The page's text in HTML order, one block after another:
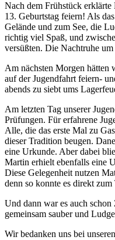
Nach dem Frühstück erklärte
13. Geburtstag feiern! Als
Gelände und zum See, die
richtig viel Spaß, und
versüßten. Die Nachtruhe
Am nächsten Morgen hätten
auf der Jugendfahrt feiern-
abends zu siebt ums
Am letzten Tag unserer
Prüfungen. Für erfahrene
Alle, die das erste Mal zu
dieser Tradition beugen.
eine Urkunde. Aber dabei
Martin erhielt ebenfalls eine
Diese Gelegenheit nutzen
denn so konnte es direkt
Und dann war es auch
gemeinsam sauber und
Wir bedanken uns bei